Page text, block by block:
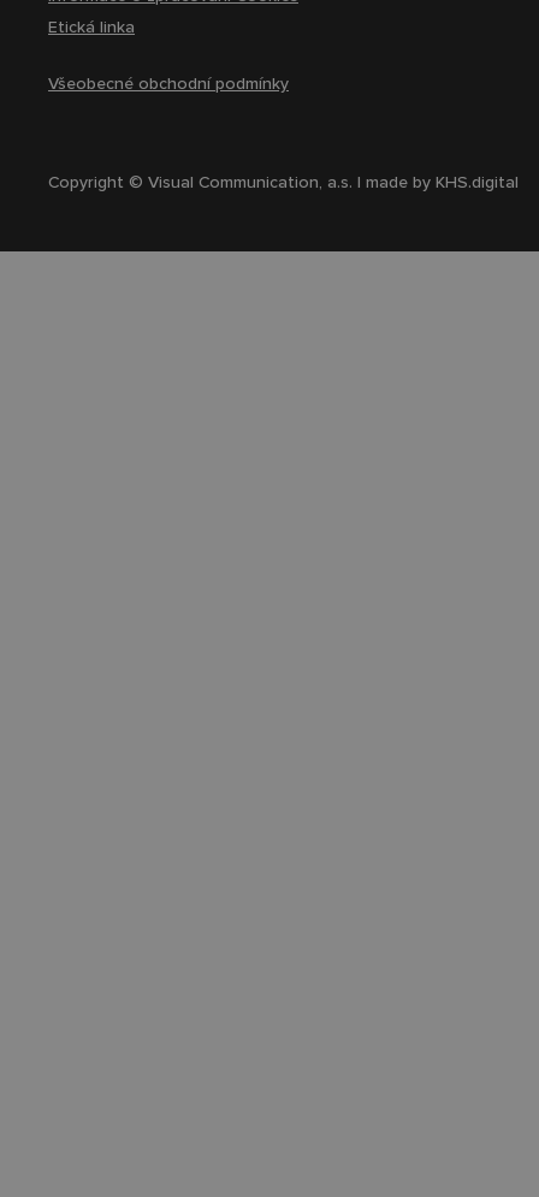
Etická linka
Všeobecné obchodní podmínky
Copyright © Visual Communication, a.s. | made byKHS.digital